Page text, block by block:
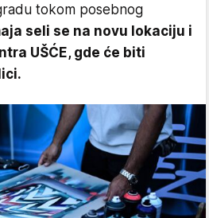
tokom posebnog
seli se na novu lokaciju i
UŠĆE, gde će biti